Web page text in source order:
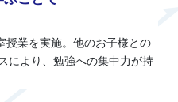
授業を実施。他のお子様との
により、勉強への集中力が持